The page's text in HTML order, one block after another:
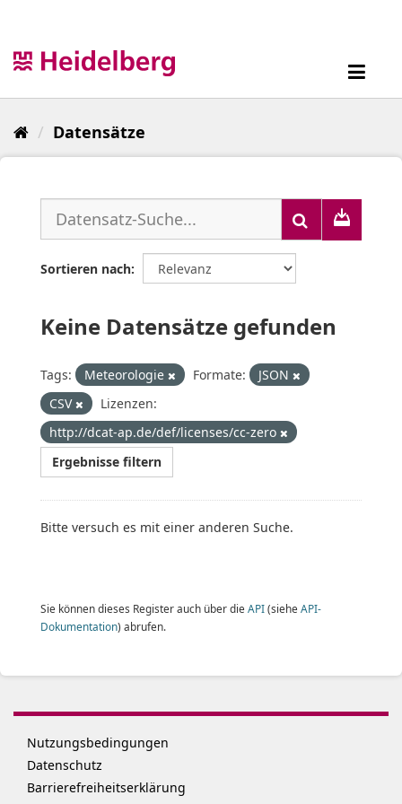
Datensätze
Sortieren nach
Keine Datensätze gefunden
Tags: Meteorologie Formate:
JSON
CSV
Lizenzen:
http://dcat-ap.de/def/licenses/cc-zero
Ergebnisse filtern
Bitte versuch es mit einer anderen Suche.
Sie können dieses Register auch über die API(siehe API-
Dokumentation) abrufen.
Nutzungsbedingungen
Datenschutz
Barrierefreiheitserklärung